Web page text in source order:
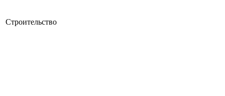
Строительство